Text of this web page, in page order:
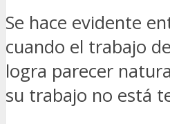
Se hace evidente
cuando el trabajo
logra parecer
su trabajo no está